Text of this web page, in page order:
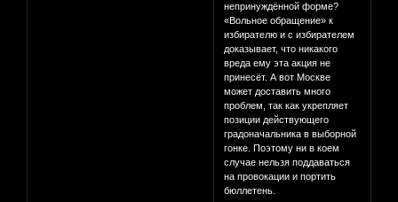
непринуждённой форме?
«Вольное обращение» к
избирателю и с избирателем
доказывает, что никакого
вреда ему эта акция не
принесёт. А вот Москве
может доставить много
проблем, так как укрепляет
позиции действующего
градоначальника в выборной
гонке. Поэтому ни в коем
случае нельзя поддаваться
на провокации и портить
бюллетень.